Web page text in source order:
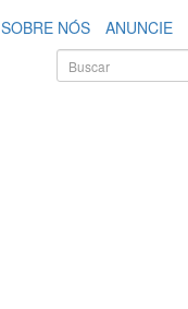
SOBRE NÓS ANUNCIE